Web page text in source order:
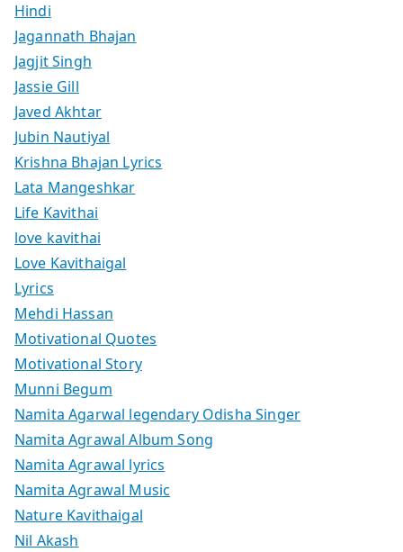
Hindi
Jagannath Bhajan
Jagjit Singh
Jassie Gill
Javed Akhtar
Jubin Nautiyal
Krishna Bhajan Lyrics
Lata Mangeshkar
Life Kavithai
love kavithai
Love Kavithaigal
Lyrics
Mehdi Hassan
Motivational Quotes
Motivational Story
Munni Begum
Namita Agarwal legendary Odisha Singer
Namita Agrawal Album Song
Namita Agrawal lyrics
Namita Agrawal Music
Nature Kavithaigal
Nil Akash